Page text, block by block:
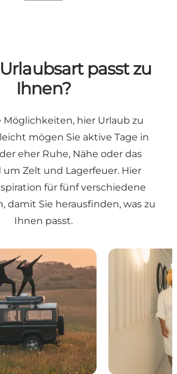
passt zu
Ihnen?
Möglichkeiten, hier Urlaub zu
mögen Sie aktive Tage in
eher Ruhe, Nähe oder das
um Zelt und Lagerfeuer. Hier
für fünf verschiedene
damit Sie herausfinden, was zu
Ihnen passt.
Feriepiloter tester enSydsjælland